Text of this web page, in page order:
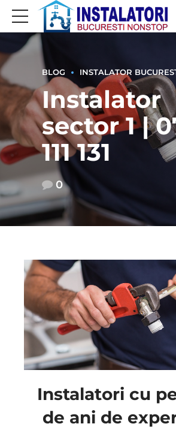
BLOG INSTALATOR
Instalator
sector 1 |
111 131
0
Instalatori cu
de ani de